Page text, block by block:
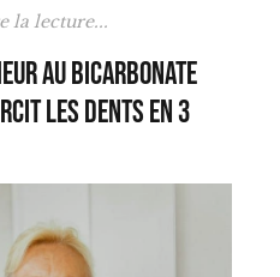
la lecture...
au bicarbonate
les dents en 3